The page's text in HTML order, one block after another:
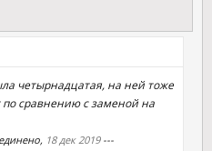
четырнадцатая, на ней тоже
по сравнению с заменой на
18 дек 2019---